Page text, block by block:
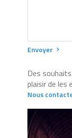
Envoyer
Des
plaisir de les
Nous